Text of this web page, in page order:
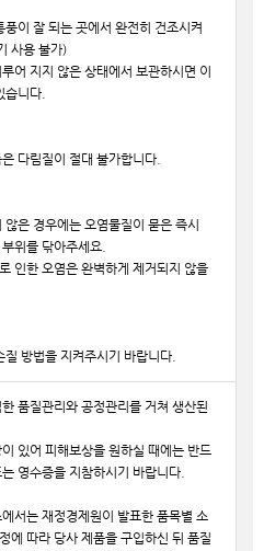
이 잘 되는 곳에서 완전히 건조시켜
사용 불가)
어 지지 않은 상태에서 보관하시면 이
습니다.
다림질이 절대 불가합니다.
은 경우에는 오염물질이 묻은 즉시
위를 닦아주세요.
인한 오염은 완벽하게 제거되지 않을
방법을 지켜주시기 바랍니다.
품질관리와 공정관리를 거쳐 생산된
있어 피해보상을 원하실 때에는 반드
영수증을 지참하시기 바랍니다.
서는 재정경제원이 발표한 품목별 소
에 따라 당사 제품을 구입하신 뒤 품질